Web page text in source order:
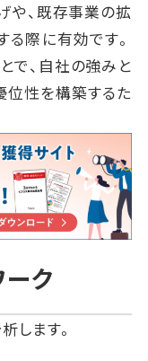
や、既存事業の拡
際に有効です。
で、自社の強みと
位性を構築するた
ク
します。